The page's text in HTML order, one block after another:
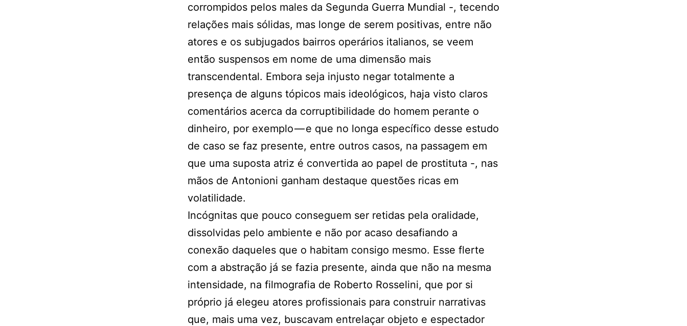
corrompidos pelos males da Segunda Guerra Mundial -, tecendo
relações mais sólidas, mas longe de serem positivas, entre não
atores e os subjugados bairros operários italianos, se veem
então suspensos em nome de uma dimensão mais
transcendental. Embora seja injusto negar totalmente a
presença de alguns tópicos mais ideológicos, haja visto claros
comentários acerca da corruptibilidade do homem perante o
dinheiro, por exemplo — e que no longa específico desse estudo
de caso se faz presente, entre outros casos, na passagem em
que uma suposta atriz é convertida ao papel de prostituta -, nas
mãos de Antonioni ganham destaque questões ricas em
volatilidade.
Incógnitas que pouco conseguem ser retidas pela oralidade,
dissolvidas pelo ambiente e não por acaso desafiando a
conexão daqueles que o habitam consigo mesmo. Esse flerte
com a abstração já se fazia presente, ainda que não na mesma
intensidade, na filmografia de Roberto Rosselini, que por si
próprio já elegeu atores profissionais para construir narrativas
que, mais uma vez, buscavam entrelaçar objeto e espectador